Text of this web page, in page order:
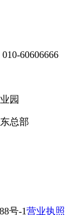
60606666
园
总部
号-1营业执照